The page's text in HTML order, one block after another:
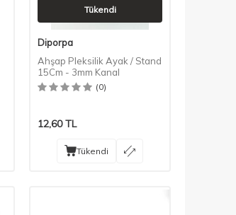
Tükendi
Diporpa
Ahşap Pleksilik Ayak / Stand
15Cm - 3mm Kanal
(0)
12,60TL
Tükendi